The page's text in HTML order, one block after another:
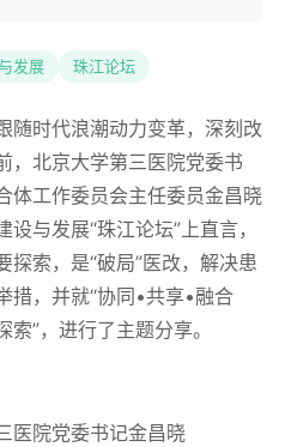
发展 珠江论坛
随时代浪潮动力变革，深刻改
，北京大学第三医院党委书
体工作委员会主任委员金昌晓
与发展“珠江论坛”上直言，
探索，是“破局”医改，解决患
措，并就“协同•共享•融合
”，进行了主题分享。
医院党委书记金昌晓